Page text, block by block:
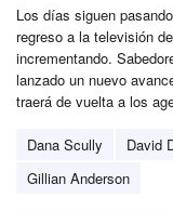
Los días siguen
regreso a la televisión
incrementando.
lanzado un nuevo
traerá de vuelta a los
Dana Scully David
Gillian Anderson